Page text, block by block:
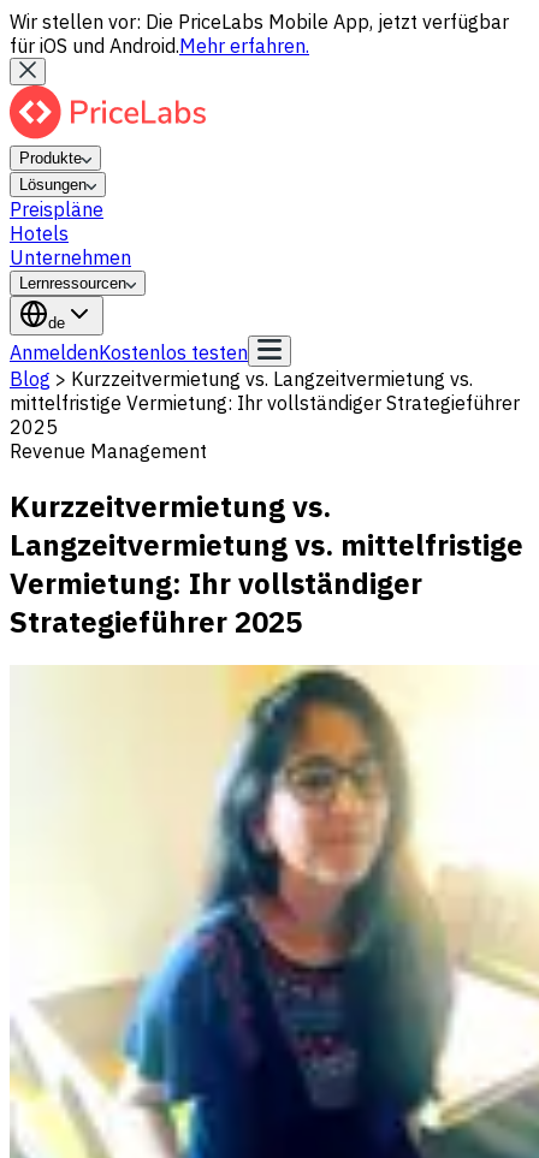
Wir stellen vor: Die PriceLabs Mobile App, jetzt verfügbar
für iOS und Android.Mehr erfahren.
Produkte
Lösungen
Preispläne
Hotels
Unternehmen
Lernressourcen
de
AnmeldenKostenlos testen
Blog > Kurzzeitvermietung vs. Langzeitvermietung vs.
mittelfristige Vermietung: Ihr vollständiger Strategieführer
2025
Revenue Management
Kurzzeitvermietung vs.
Langzeitvermietung vs. mittelfristige
Vermietung: Ihr vollständiger
Strategieführer 2025